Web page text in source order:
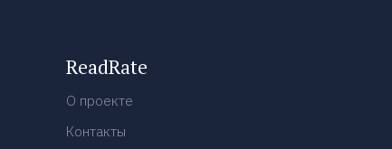
ReadRate
О проекте
Контакты